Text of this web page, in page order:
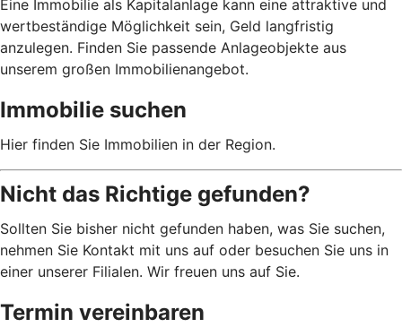
Eine Immobilie als Kapitalanlage kann eine attraktive und
wertbeständige Möglichkeit sein, Geld langfristig
anzulegen. Finden Sie passende Anlageobjekte aus
unserem großen Immobilienangebot.
Immobilie suchen
Hier finden Sie Immobilien in der Region.
Nicht das Richtige gefunden?
Sollten Sie bisher nicht gefunden haben, was Sie suchen,
nehmen Sie Kontakt mit uns auf oder besuchen Sie uns in
einer unserer Filialen. Wir freuen uns auf Sie.
Termin vereinbaren